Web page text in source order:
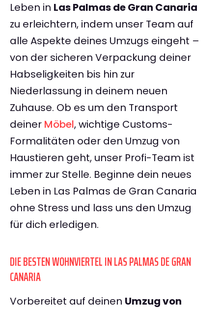
Leben in Las Palmas de Gran Canaria
zu erleichtern, indem unser Team auf
alle Aspekte deines Umzugs eingeht –
von der sicheren Verpackung deiner
Habseligkeiten bis hin zur
Niederlassung in deinem neuen
Zuhause. Ob es um den Transport
deiner Möbel, wichtige Customs-
Formalitäten oder den Umzug von
Haustieren geht, unser Profi-Team ist
immer zur Stelle. Beginne dein neues
Leben in Las Palmas de Gran Canaria
ohne Stress und lass uns den Umzug
für dich erledigen.
DIE BESTEN WOHNVIERTEL IN LAS PALMAS DE GRAN
CANARIA
Vorbereitet auf deinen Umzug von